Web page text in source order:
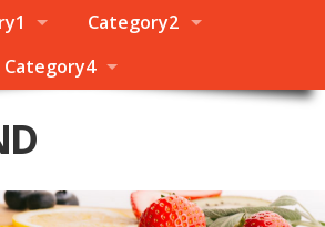
Category2
Category4